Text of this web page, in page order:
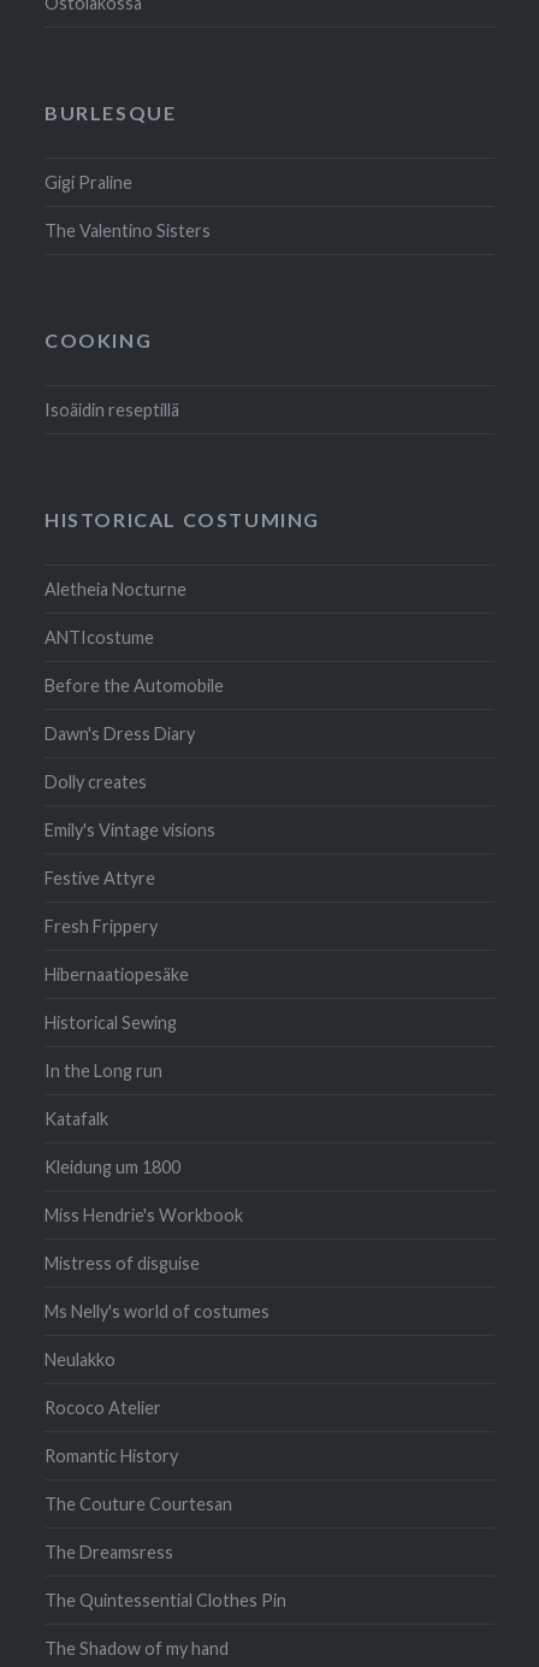
BURLESQUE
Gigi Praline
The Valentino Sisters
COOKING
Isoäidin reseptillä
HISTORICAL COSTUMING
Aletheia Nocturne
ANTIcostume
Before the Automobile
Dawn's Dress Diary
Dolly creates
Emily's Vintage visions
Festive Attyre
Fresh Frippery
Hibernaatiopesäke
Historical Sewing
In the Long run
Katafalk
Kleidung um 1800
Miss Hendrie's Workbook
Mistress of disguise
Ms Nelly's world of costumes
Neulakko
Rococo Atelier
Romantic History
The Couture Courtesan
The Dreamsress
The Quintessential Clothes Pin
The Shadow of my hand